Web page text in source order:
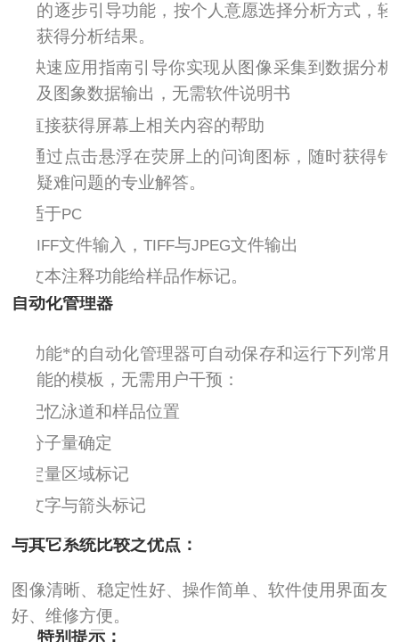
的逐步引导功能，按个人意愿选择分析方式，轻
获得分析结果。
快速应用指南引导你实现从图像采集到数据分析
及图象数据输出，无需软件说明书
直接获得屏幕上相关内容的帮助
通过点击悬浮在荧屏上的问询图标，随时获得针
疑难问题的专业解答。
适于PC
TIFF文件输入，TIFF与JPEG文件输出
文本注释功能给样品作标记。
自动化管理器
功能*的自动化管理器可自动保存和运行下列常用
能的模板，无需用户干预：
记忆泳道和样品位置
分子量确定
定量区域标记
文字与箭头标记
与其它系统比较之优点：
图像清晰、稳定性好、操作简单、软件使用界面友
好、维修方便。
特别提示：